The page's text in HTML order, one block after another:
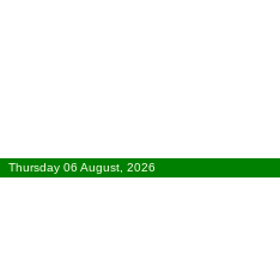
Thursday 06 August, 2026